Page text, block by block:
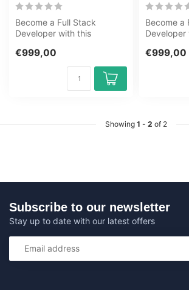
Become a Full Stack
Developer with this
course. Lea...
€999,00
Become a
Developer
course.
€999,00
Showing 1 - 2 of 2
Subscribe to our newsletter
Stay up to date with our latest offers